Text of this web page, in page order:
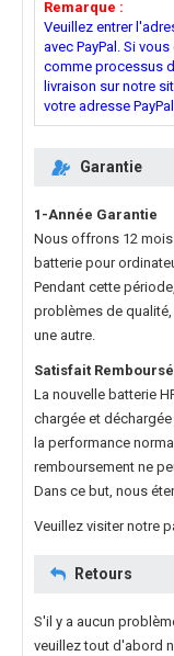
Remarque :
Veuillez entrer
avec PayPal. Si
comme processus
livraison sur notre
votre adresse
Garantie
1-Année Garantie
Nous offrons 12
batterie pour
Pendant cette
problèmes de
une autre.
Satisfait
La nouvelle batterie
chargée et
la performance
remboursement ne
Dans ce but, nous
Veuillez visiter notre
Retours
S'il y a aucun
veuillez tout d'abord